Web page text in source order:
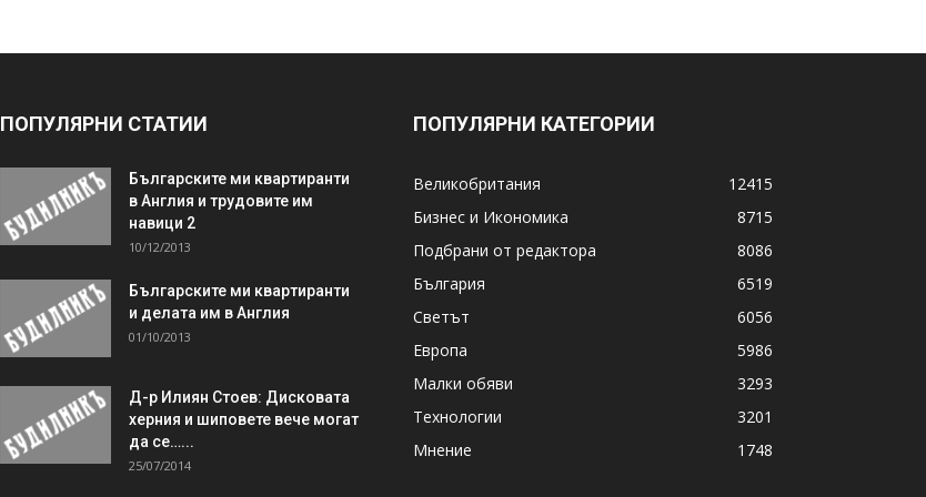
ПОПУЛЯРНИ СТАТИИ
Българските ми квартиранти
в Англия и трудовите им
навици 2
10/12/2013
Българските ми квартиранти
и делата им в Англия
01/10/2013
Д-р Илиян Стоев: Дисковата
херния и шиповете вече могат
да се…...
25/07/2014
ПОПУЛЯРНИ КАТЕГОРИИ
Великобритания
12415
Бизнес и Икономика
8715
Подбрани от редактора
8086
България
6519
Светът
6056
Европа
5986
Малки обяви
3293
Технологии
3201
Мнение
1748